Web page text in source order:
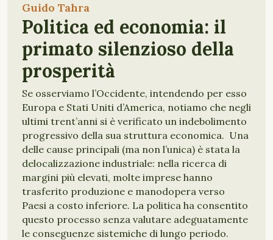
Guido Tahra
Politica ed economia: il
primato silenzioso della
prosperità
Se osserviamo l’Occidente, intendendo per esso
Europa e Stati Uniti d’America, notiamo che negli
ultimi trent’anni si è verificato un indebolimento
progressivo della sua struttura economica. Una
delle cause principali (ma non l’unica) è stata la
delocalizzazione industriale: nella ricerca di
margini più elevati, molte imprese hanno
trasferito produzione e manodopera verso
Paesi a costo inferiore. La politica ha consentito
questo processo senza valutare adeguatamente
le conseguenze sistemiche di lungo periodo.